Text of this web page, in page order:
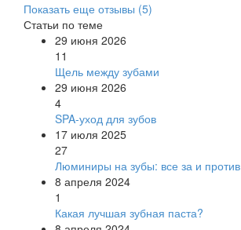
Показать еще отзывы (5)
Статьи по теме
29 июня 2026
11
Щель между зубами
29 июня 2026
4
SPA-уход для зубов
17 июля 2025
27
Люминиры на зубы: все за и против
8 апреля 2024
1
Какая лучшая зубная паста?